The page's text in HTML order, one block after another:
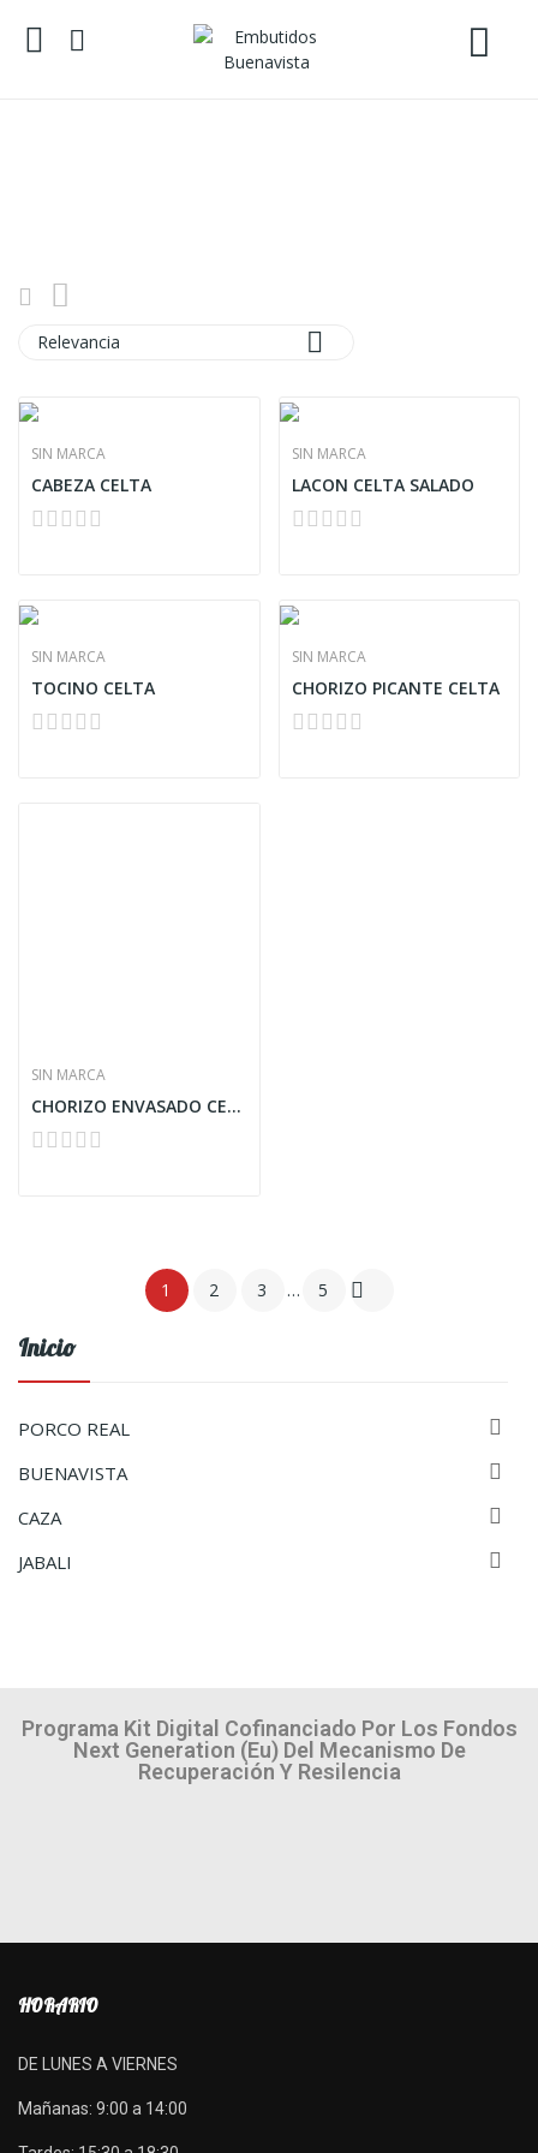
Inicio
PORCO REAL

BUENAVISTA

CAZA

JABALI

Relevancia 
SIN MARCA
CABEZA CELTA
SIN MARCA
LACON CELTA SALADO
SIN MARCA
TOCINO CELTA
SIN MARCA
CHORIZO PICANTE CELTA
SIN MARCA
CHORIZO ENVASADO CELTA
1 2 3 … 5 
Programa Kit Digital Cofinanciado Por Los Fondos
Next Generation (eu) Del Mecanismo De
Recuperación Y Resilencia
HORARIO
DE LUNES A VIERNES
Mañanas: 9:00 a 14:00